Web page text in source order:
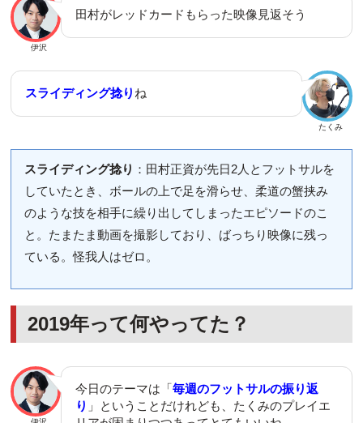
伊沢
田村がレッドカードもらった映像見返そう
たくみ
スライディング捻り ね
スライディング捻り ：田村正資が先日2人とフットサルを
していたとき、ボールの上で足を滑らせ、柔道の蟹挟み
のような技を相手に繰り出してしまったエピソードのこ
と。たまたま動画を撮影しており、ばっちり映像に残っ
ている。怪我人はゼロ。
2019年って何やってた？
今日のテーマは「毎週のフットサルの振り返
り 」ということだけれども、たくみのプレイエ